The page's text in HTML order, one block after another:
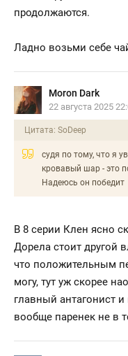
продолжаются.
Ладно возьми себе
Moron Dark
22 августа 2025
Цитата: SoDeep
судя по тому, что я
кровавый шар - это
Надеюсь он победит
В 8 серии Клен ясно
Дорела стоит другой
что положительным
могу, тут уж скорее
главный антагонист
вообще паренек не в